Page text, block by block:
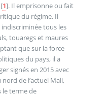
[1]. Il emprisonne ou fait
du régime. Il
tous les
touaregs et maures
que sur la force
du pays, il a
signés en 2015 avec
de l’actuel Mali,
le terme de